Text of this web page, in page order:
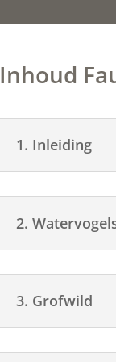
Inhoud
1. Inleiding
2.
3. Grofwild